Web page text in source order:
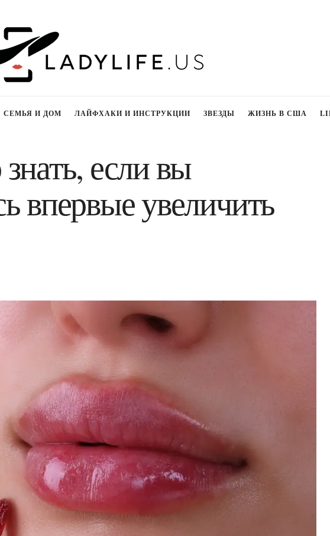
СЕМЬЯ И ДОМ ЛАЙФХАКИ И ИНСТРУКЦИИ ЗВЕЗДЫ ЖИЗНЬ В США
если вы
впервые увеличить